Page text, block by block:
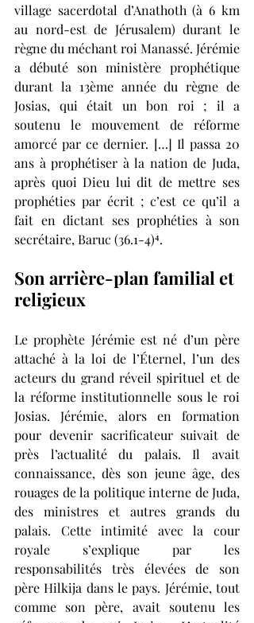
village sacerdotal d’Anathoth (à 6 km
au nord-est de Jérusalem) durant le
règne du méchant roi Manassé. Jérémie
a débuté son ministère prophétique
durant la 13ème année du règne de
Josias, qui était un bon roi ; il a
soutenu le mouvement de réforme
amorcé par ce dernier. […] Il passa 20
ans à prophétiser à la nation de Juda,
après quoi Dieu lui dit de mettre ses
prophéties par écrit ; c’est ce qu’il a
fait en dictant ses prophéties à son
secrétaire, Baruc (36.1-4)⁴.
Son arrière-plan familial et
religieux
Le prophète Jérémie est né d’un père
attaché à la loi de l’Éternel, l’un des
acteurs du grand réveil spirituel et de
la réforme institutionnelle sous le roi
Josias. Jérémie, alors en formation
pour devenir sacrificateur suivait de
près l’actualité du palais. Il avait
connaissance, dès son jeune âge, des
rouages de la politique interne de Juda,
des ministres et autres grands du
palais. Cette intimité avec la cour
royale s’explique par les
responsabilités très élevées de son
père Hilkija dans le pays. Jérémie, tout
comme son père, avait soutenu les